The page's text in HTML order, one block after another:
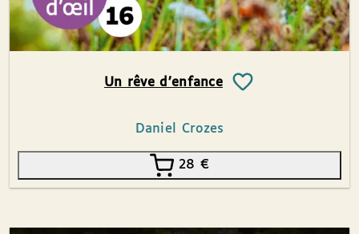
Un rêve d’enfance
Daniel Crozes
28 €